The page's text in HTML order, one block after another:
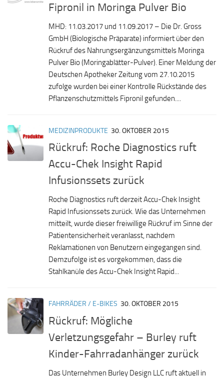
Fipronil in Moringa Pulver Bio
MHD: 11.03.2017 und 11.09.2017 – Die Dr. Gross
GmbH (Biologische Präparate) informiert über den
Rückruf des Nahrungsergänzungsmittels Moringa
Pulver Bio (Moringablätter-Pulver). Einer Meldung der
Deutschen Apotheker Zeitung vom 27.10.2015
zufolge wurden bei einer Kontrolle Rückstände des
Pflanzenschutzmittels Fipronil gefunden....
MEDIZINPRODUKTE 30. OKTOBER 2015
Rückruf: Roche Diagnostics ruft
Accu-Chek Insight Rapid
Infusionssets zurück
Roche Diagnostics ruft derzeit Accu-Chek Insight
Rapid Infusionssets zurück. Wie das Unternehmen
mitteilt, wurde dieser freiwillige Rückruf im Sinne der
Patientensicherheit veranlasst, nachdem
Reklamationen von Benutzern eingegangen sind.
Demzufolge ist es vorgekommen, dass die
Stahlkanüle des Accu-Chek Insight Rapid...
FAHRRÄDER / E-BIKES 30. OKTOBER 2015
Rückruf: Mögliche
Verletzungsgefahr – Burley ruft
Kinder-Fahrradanhänger zurück
Das Unternehmen Burley Design LLC ruft aktuell in